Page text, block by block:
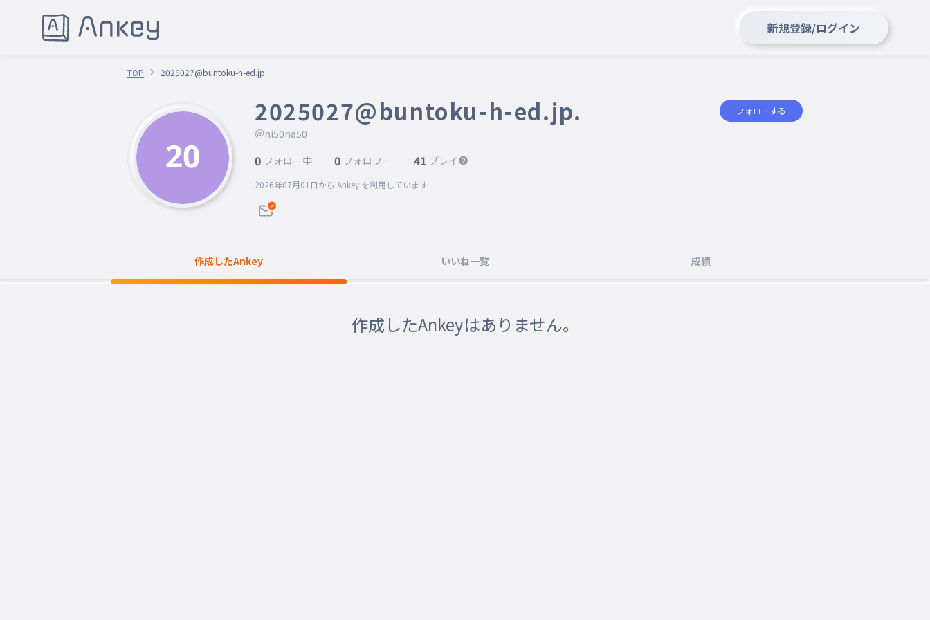
新規登録/ログイン
TOP 2025027@buntoku-h-ed.jp.
2025027@buntoku-h-ed.jp.
＠ni50na50
フォローする
0 フォロー中 0 フォロワー 41 プレイ
2026年07月01日から Ankey を利用しています
作成したAnkey いいね一覧 成績
作成したAnkeyはありません。